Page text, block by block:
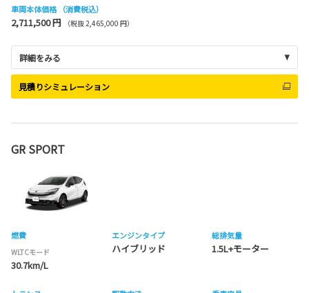
車両本体価格 （消費税込）
2,711,500 円 （税抜 2,465,000 円）
詳細をみる
見積りシミュレーション
GR SPORT
燃費
WLTCモード
30.7km/L
エンジンタイプ
ハイブリッド
総排気量
1.5L+モーター